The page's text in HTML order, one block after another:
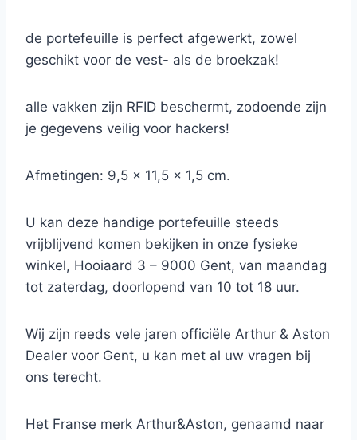
de portefeuille is perfect afgewerkt, zowel
geschikt voor de vest- als de broekzak!
alle vakken zijn RFID beschermt, zodoende zijn
je gegevens veilig voor hackers!
Afmetingen: 9,5 x 11,5 x 1,5 cm.
U kan deze handige portefeuille steeds
vrijblijvend komen bekijken in onze fysieke
winkel, Hooiaard 3 – 9000 Gent, van maandag
tot zaterdag, doorlopend van 10 tot 18 uur.
Wij zijn reeds vele jaren officiële Arthur & Aston
Dealer voor Gent, u kan met al uw vragen bij
ons terecht.
Het Franse merk Arthur&Aston, genaamd naar